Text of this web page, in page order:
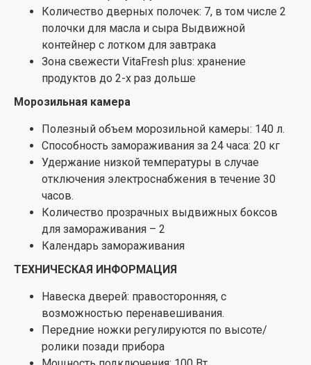
Количество дверных полочек: 7, в том числе 2
полочки для масла и сыра Выдвижной
контейнер с лотком для завтрака
Зона свежести VitaFresh plus: хранение
продуктов до 2-х раз дольше
Морозильная камера
Полезный объем морозильной камеры: 140 л.
Способность замораживания за 24 часа: 20 кг
Удержание низкой температуры в случае
отключения электроснабжения в течение 30
часов.
Количество прозрачных выдвижных боксов
для замораживания – 2
Календарь замораживания
ТЕХНИЧЕСКАЯ ИНФОРМАЦИЯ
Навеска дверей: правосторонняя, с
возможностью перенавешивания.
Передние ножки регулируются по высоте/
ролики позади прибора